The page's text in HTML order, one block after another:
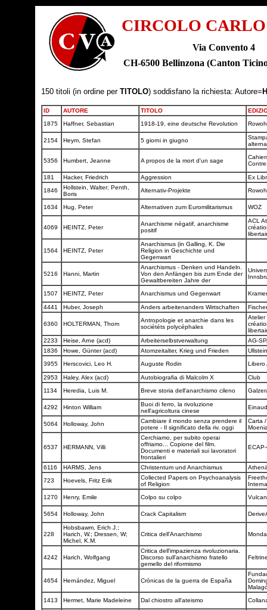
CIRCOLO
Via Convento 4
CH-6500 Bellinzona (Canton
150 titoli (in ordine per TITOLO) soddisfano la richiesta: Autore=
ID AUTORE TITOLO
1875
Haffner, Sebastian 1918-19, eine deutsche Revolution
2154 Heym, Stefan 5 giorni in giugno
5356 Humbert, Jeanne A propos de la mort d'un sage
181 Hacker, Friedrich Aggression
Ex
1846
Hollstein, Walter; Penth,
Boris
Alternativ-Projekte
1634 Hug, Peter Alternativen zum Euromilitarismus WOZ
4069 HEINTZ, Peter
Anarchisme négatif, anarchisme
positif
ACL
1564 HEINTZ, Peter
Anarchismus (in Galling, K. Die
Religion in Geschichte und
Gegenwart
5216 Hanni, Martin
Anarchismus - Denken und Handeln.
Von den Anfängen bis zum Ende der
Gewaltbereiten Jahre der
1507 HEINTZ, Peter Anarchismus und Gegenwart
4441 Huber, Joseph Anders arbeitenanders Wirtschaften
6360 HOLTERMAN, Thom
Antropologie et anarchie dans les
sociététs polycéphales
Atelier
2233
Heise, Arne (acd) Arbeiterselbstverwaltung
AG-
1836
Howe, Günter (acd) Atomzeitalter, Krieg und Frieden
3955
Herscovici, Leo H. Auguste Rodin Libero
2953 Haley, Alex (acd) Autobiografia di Malcolm X
Club
1134
Heredia, Luis M. Breve storia dell'anarchismo cileno
4292 Hinton William
Buoi di ferro, la rivoluzione
nell'agricoltura cinese
5064 Holloway, John
Cambiare il mondo senza prendere il
potere - Il significato della riv. oggi
Carta
6537 HERMANN, Villi
Cerchiamo, per subito operai
offriamo... Copione del film.
Documenti e materiali sui lavoratori
frontalieri
6116 HARMS, Jens Christentum und Anarchismus
723
Hoevels, Fritz Erik
Collected Papers on Psychoanalysis
of Religion
1270
Henry, Emile Colpo su colpo
5654 Holloway, John Crack Capitalism
228
Hobsbawm, Erich J.;
Harich, W.; Dressen, W;
Michel, K.M.
Critica dell'Anarchismo
4242 Harich, Wolfgang
Critica dell'impazienza rivoluzionaria.
Discorso sull'anarchismo fratello
gemello del riformismo
4654 Hernández, Miguel Crónicas de la guerra de España
1413
Hermet, Marie Madeleine Dal chiostro all'ateismo